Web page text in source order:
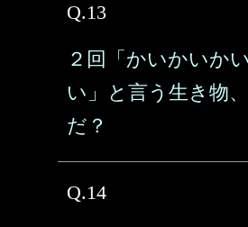
Q.13
２回「かいかいか
い」と言う生き物
だ？
Q.14